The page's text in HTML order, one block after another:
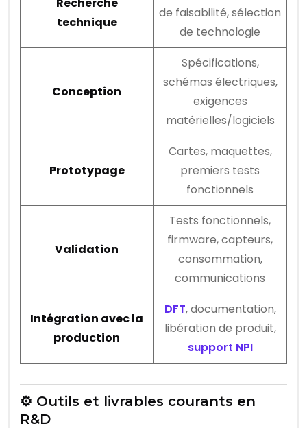
technique
de faisabilité, sélection
de technologie
Conception
Spécifications,
schémas électriques,
exigences
matérielles/logiciels
Prototypage
Cartes, maquettes,
premiers tests
fonctionnels
Validation
Tests fonctionnels,
firmware, capteurs,
consommation,
communications
Intégration avec la
production
DFT, documentation,
libération de produit,
support NPI
⚙️ Outils et livrables courants en
R&D